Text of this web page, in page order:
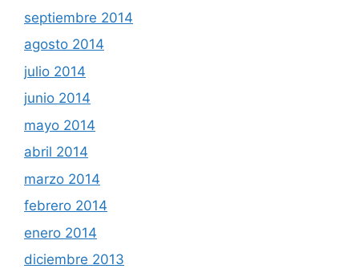
septiembre 2014
agosto 2014
julio 2014
junio 2014
mayo 2014
abril 2014
marzo 2014
febrero 2014
enero 2014
diciembre 2013